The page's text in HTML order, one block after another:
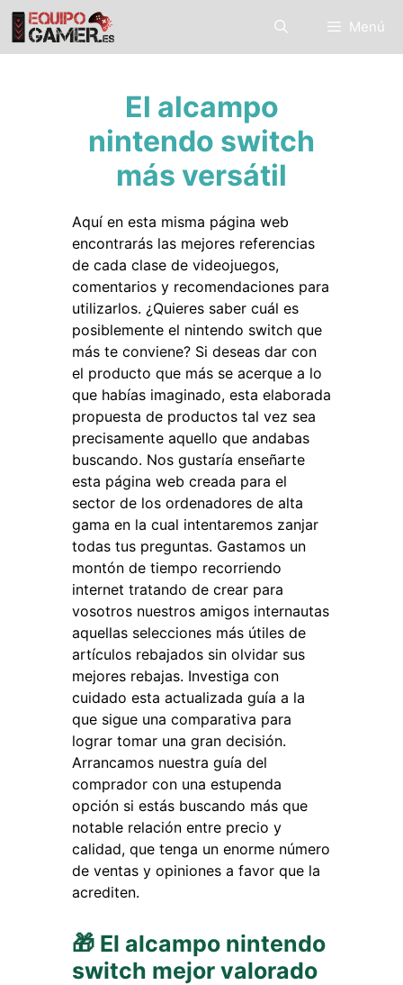
Saltar
contenido
Menú
El alcampo
nintendo switch
más versátil
Aquí en esta misma página web
encontrarás las mejores referencias
de cada clase de videojuegos,
comentarios y recomendaciones para
utilizarlos. ¿Quieres saber cuál es
posiblemente el nintendo switch que
más te conviene? Si deseas dar con
el producto que más se acerque a lo
que habías imaginado, esta elaborada
propuesta de productos tal vez sea
precisamente aquello que andabas
buscando. Nos gustaría enseñarte
esta página web creada para el
sector de los ordenadores de alta
gama en la cual intentaremos zanjar
todas tus preguntas. Gastamos un
montón de tiempo recorriendo
internet tratando de crear para
vosotros nuestros amigos internautas
aquellas selecciones más útiles de
artículos rebajados sin olvidar sus
mejores rebajas. Investiga con
cuidado esta actualizada guía a la
que sigue una comparativa para
lograr tomar una gran decisión.
Arrancamos nuestra guía del
comprador con una estupenda
opción si estás buscando más que
notable relación entre precio y
calidad, que tenga un enorme número
de ventas y opiniones a favor que la
acrediten.
🎁 El alcampo nintendo
switch mejor valorado